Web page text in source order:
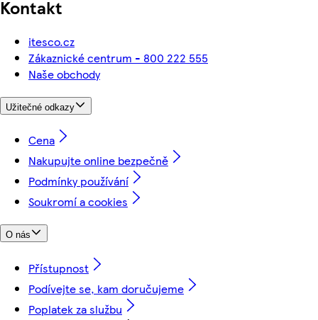
Kontakt
itesco.cz
Zákaznické centrum - 800 222 555
Naše obchody
Užitečné odkazy
Cena
Nakupujte online bezpečně
Podmínky používání
Soukromí a cookies
O nás
Přístupnost
Podívejte se, kam doručujeme
Poplatek za službu